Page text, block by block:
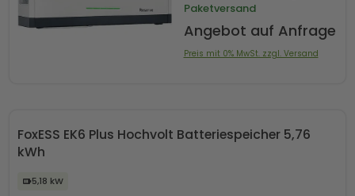
Paketversand
Angebot auf Anfrage
Preis mit 0% MwSt. zzgl. Versand
FoxESS EK6 Plus Hochvolt Batteriespeicher 5,76
kWh
5,18 kW